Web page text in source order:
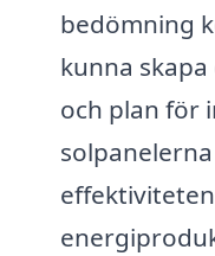
bedömning
kunna
och plan för